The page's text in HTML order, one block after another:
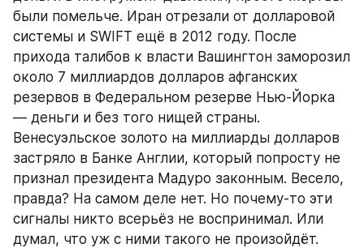
были помельче. Иран отрезали от долларовой
системы и SWIFT ещё в 2012 году. После
прихода талибов к власти Вашингтон заморозил
около 7 миллиардов долларов афганских
резервов в Федеральном резерве Нью-Йорка
— деньги и без того нищей страны.
Венесуэльское золото на миллиарды долларов
застряло в Банке Англии, который попросту не
признал президента Мадуро законным. Весело,
правда? На самом деле нет. Но почему-то эти
сигналы никто всерьёз не воспринимал. Или
думал, что уж с ними такого не произойдёт.